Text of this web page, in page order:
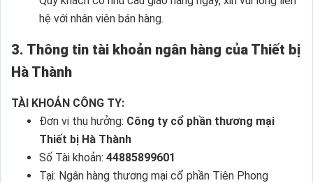
hệ với nhân viên bán hàng.
3. Thông tin tài khoản ngân hàng của Thiết bị
Hà Thành
TÀI KHOẢN CÔNG TY:
Đơn vị thụ hưởng: Công ty cổ phần thương mại
Thiết bị Hà Thành
Số Tài khoản: 44885899601
Tại: Ngân hàng thương mại cổ phần Tiên Phong